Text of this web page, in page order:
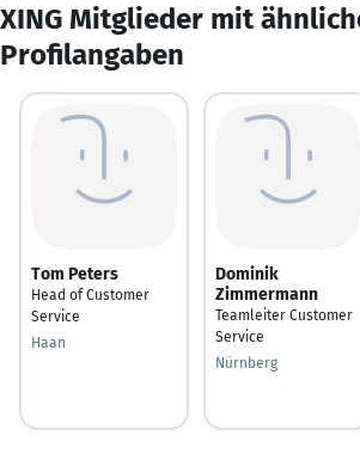
XING Mitglieder mit
Profilangaben
Tom Peters
Head of Customer
Service
Haan
Dominik
Zimmermann
Teamleiter Customer
Service
Nürnberg